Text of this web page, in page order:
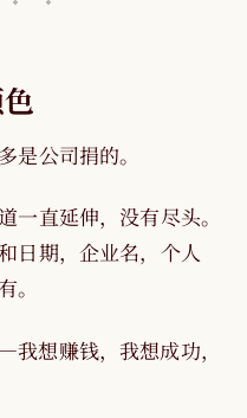
是公司捐的。
一直延伸，没有尽头。
日期，企业名，个人
。
想赚钱，我想成功，